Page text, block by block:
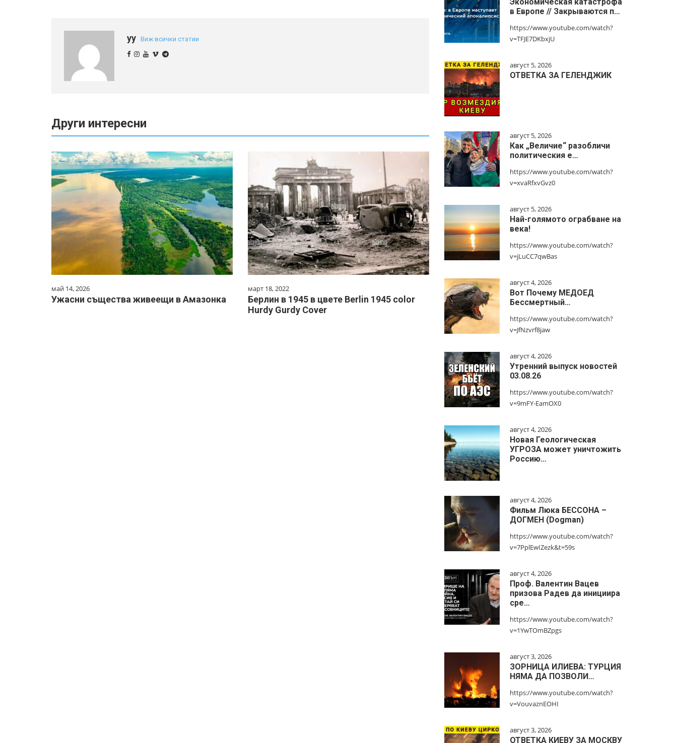
yy Виж всички статии
Други интересни
май 14, 2026
Ужасни същества живеещи в Амазонка
март 18, 2022
Берлин в 1945 в цвете Berlin 1945 color
Hurdy Gurdy Cover
в Европе // Закрываются п…
https://www.youtube.com/watch?
v=TFJE7DKbxjU
август 5, 2026
ОТВЕТКА ЗА ГЕЛЕНДЖИК
август 5, 2026
Как „Величие“ разобличи
политическия е…
https://www.youtube.com/watch?
v=xvaRfxvGvz0
август 5, 2026
Най-голямото ограбване на
века!
https://www.youtube.com/watch?
v=jLuCC7qwBas
август 4, 2026
Вот Почему МЕДОЕД
Бессмертный…
https://www.youtube.com/watch?
v=JfNzvrf8jaw
август 4, 2026
Утренний выпуск новостей
03.08.26
https://www.youtube.com/watch?
v=9mFY-EamOX0
август 4, 2026
Новая Геологическая
УГРОЗА может уничтожить
Россию…
август 4, 2026
Фильм Люка БЕССОНА –
ДОГМЕН (Dogman)
https://www.youtube.com/watch?
v=7PplEwIZezk&t=59s
август 4, 2026
Проф. Валентин Вацев
призова Радев да инициира
сре…
https://www.youtube.com/watch?
v=1YwTOmBZpgs
август 3, 2026
ЗОРНИЦА ИЛИЕВА: ТУРЦИЯ
НЯМА ДА ПОЗВОЛИ…
https://www.youtube.com/watch?
v=VouvaznEOHI
август 3, 2026
ОТВЕТКА КИЕВУ ЗА МОСКВУ